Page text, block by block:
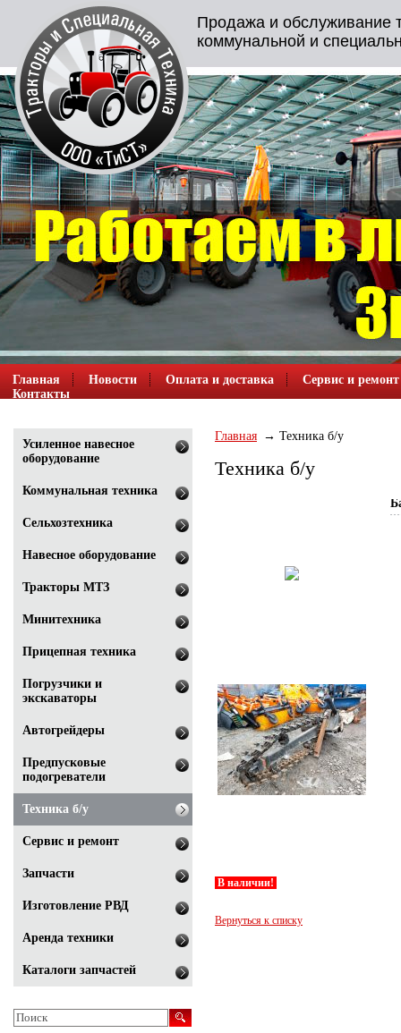
Продажа и обслуживание
коммунальной и
Главная Новости Оплата и доставка
Сервис и ремонт
Контакты
Главная Техника б/у
Техника б/у
В наличии!
Вернуться к списку
Усиленное навесное
оборудование
Коммунальная техника
Сельхозтехника
Навесное оборудование
Тракторы МТЗ
Минитехника
Прицепная техника
Погрузчики и
экскаваторы
Автогрейдеры
Предпусковые
подогреватели
Техника б/у
Сервис и ремонт
Запчасти
Изготовление РВД
Аренда техники
Каталоги запчастей